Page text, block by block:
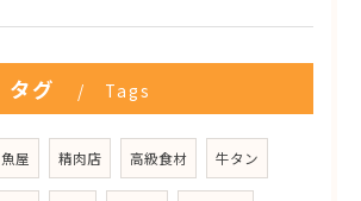
タグ Tags
魚屋 精肉店 高級食材 牛タン